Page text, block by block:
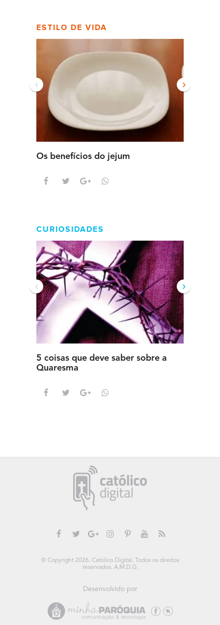
ESTILO DE VIDA
Os benefícios do jejum
‹ ›
CURIOSIDADES
5 coisas que deve saber sobre a
Quaresma
‹ ›
© Copyright 2026. Católico Digital. Todos os direitos
reservados. A.M.D.G.
Desenvolvido por